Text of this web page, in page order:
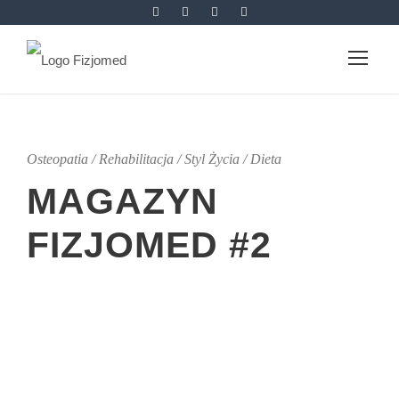
Osteopatia / Rehabilitacja / Styl Życia / Dieta
MAGAZYN
FIZJOMED #2